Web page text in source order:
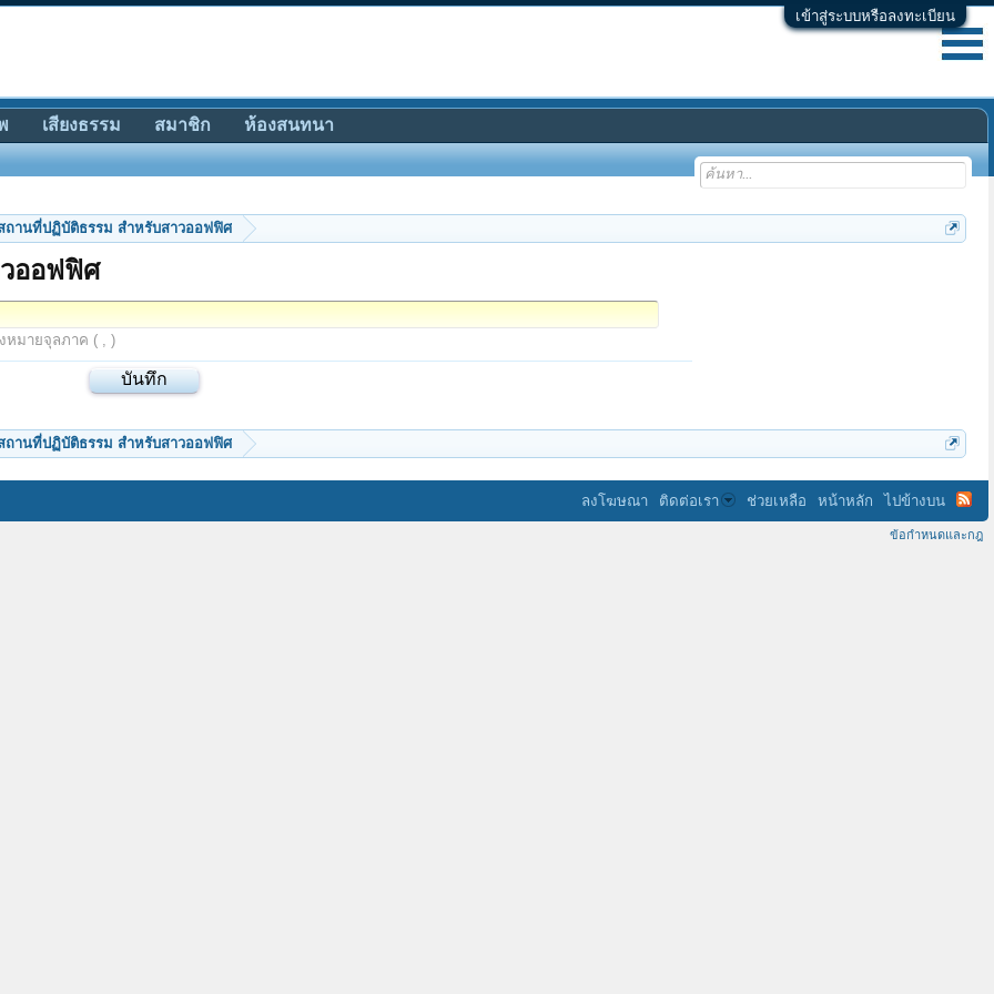
เข้าสู่ระบบหรือลงทะเบียน
ถานที่ปฏิบัติธรรม สำหรับสาวออฟฟิศ
ออฟฟิศ
หมายจุลภาค ( , )
ถานที่ปฏิบัติธรรม สำหรับสาวออฟฟิศ
เสียงธรรม สมาชิก ห้องสนทนา
ลงโฆษณา ติดต่อเรา ช่วยเหลือ หน้าหลัก ไปข้างบน
ข้อกำหนดและกฎ